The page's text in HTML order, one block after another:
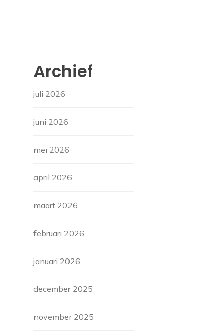
Archief
juli 2026
juni 2026
mei 2026
april 2026
maart 2026
februari 2026
januari 2026
december 2025
november 2025